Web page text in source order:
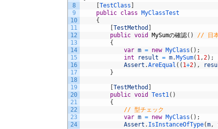
8
9
10
11
12
13
14
15
16
17
18
19
20
21
22
23
24
[TestClass ]
public class MyClassTest
{
[TestMethod ]
public void MySumの確認( )
// 日本
{
var m = new MyClass ( ) ;
int
result = m.MySum( 1 , 2) ;
Assert .AreEqual ( ( 1+2) ,
}
[TestMethod ]
public void Test1 ( )
{
// 型チェック
var m = new MyClass ( ) ;
Assert . IsInstanceOfType(m ,